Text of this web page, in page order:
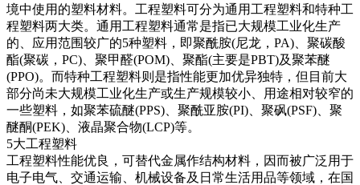
境中使用的塑料材料。工程塑料可分为通用工程塑料和特种工
程塑料两大类。通用工程塑料通常是指已大规模工业化生产
的、应用范围较广的5种塑料，即聚酰胺(尼龙，PA)、聚碳酸
酯(聚碳，PC)、聚甲醛(POM)、聚酯(主要是PBT)及聚苯醚
(PPO)。而特种工程塑料则是指性能更加优异独特，但目前大
部分尚未大规模工业化生产或生产规模较小、用途相对较窄的
一些塑料，如聚苯硫醚(PPS)、聚酰亚胺(PI)、聚砜(PSF)、聚
醚酮(PEK)、液晶聚合物(LCP)等。
5大工程塑料
工程塑料性能优良，可替代金属作结构材料，因而被广泛用于
电子电气、交通运输、机械设备及日常生活用品等领域，在国